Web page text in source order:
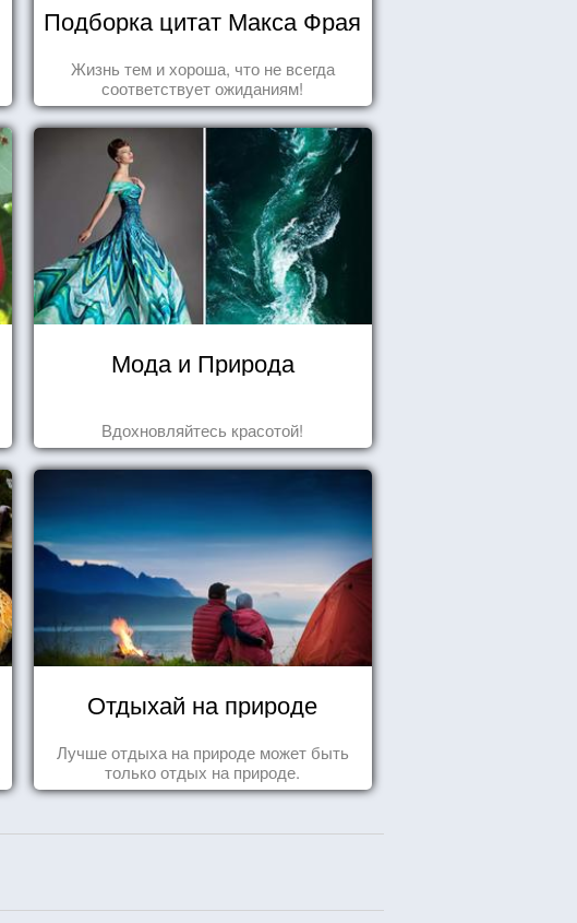
Подборка цитат Макса Фрая
Жизнь тем и хороша, что не всегда
соответствует ожиданиям!
Мода и Природа
Вдохновляйтесь красотой!
Отдыхай на природе
Лучше отдыха на природе может быть
только отдых на природе.